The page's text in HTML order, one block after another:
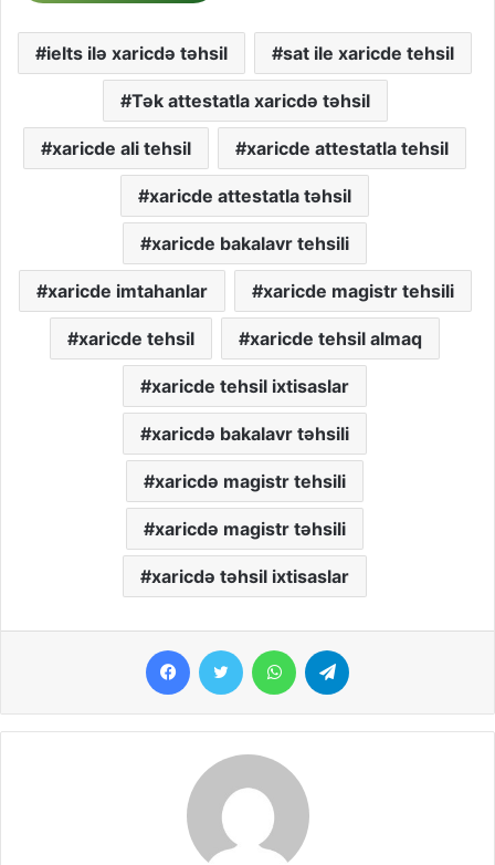
ielts ilə xaricdə təhsil sat ile xaricde tehsil
Tək attestatla xaricdə təhsil
xaricde ali tehsil xaricde attestatla tehsil
xaricde attestatla təhsil
xaricde bakalavr tehsili
xaricde imtahanlar xaricde magistr tehsili
xaricde tehsil xaricde tehsil almaq
xaricde tehsil ixtisaslar
xaricdə bakalavr təhsili
xaricdə magistr tehsili
xaricdə magistr təhsili
xaricdə təhsil ixtisaslar
FacebookTwitter WhatsApp